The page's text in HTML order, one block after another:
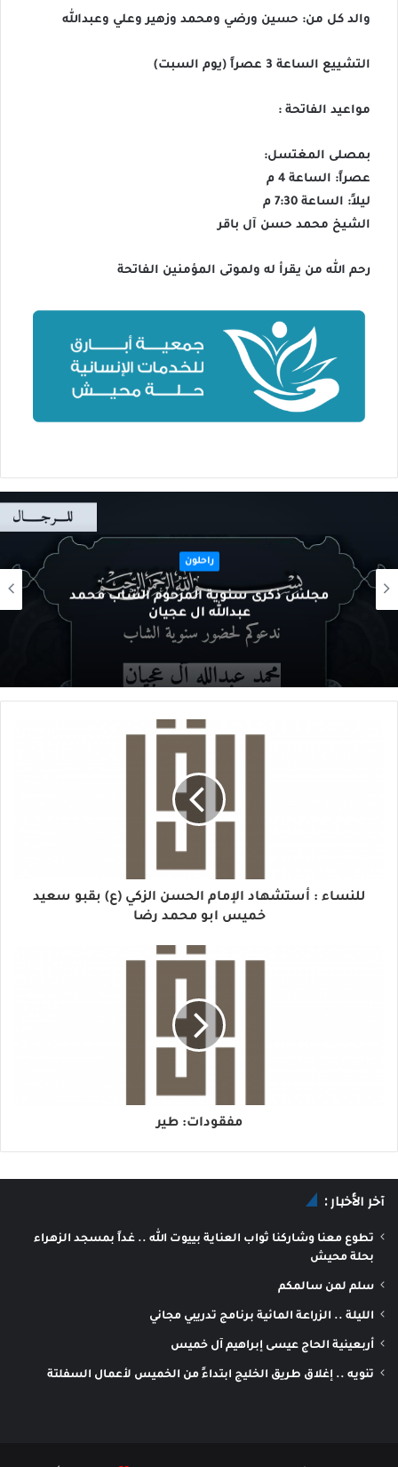
والد كل من: حسين ورضي ومحمد وزهير وعلي وعبدالله
التشييع الساعة 3 عصراً (يوم السبت)
مواعيد الفاتحة :
بمصلى المغتسل:
عصراً: الساعة 4 م
ليلاً: الساعة 7:30 م
الشيخ محمد حسن آل باقر
رحم الله من يقرأ له ولموتى المؤمنين الفاتحة
راحلون
مجلس ذكرى سنوية المرحوم الشاب محمد
عبدالله ال عجيان
للنساء : أستشهاد الإمام الحسن الزكي (ع) بقبو سعيد
خميس ابو محمد رضا
مفقودات: طير
آخر الأخبار :
تطوع معنا وشاركنا ثواب العناية بييوت الله .. غداً بمسجد الزهراء
بحلة محيش
سلم لمن سالمكم
الليلة .. الزراعة المائية برنامج تدريبي مجاني
أربعينية الحاج عيسى إبراهيم آل خميس
تنويه .. إغلاق طريق الخليج ابتداءً من الخميس لأعمال السفلتة